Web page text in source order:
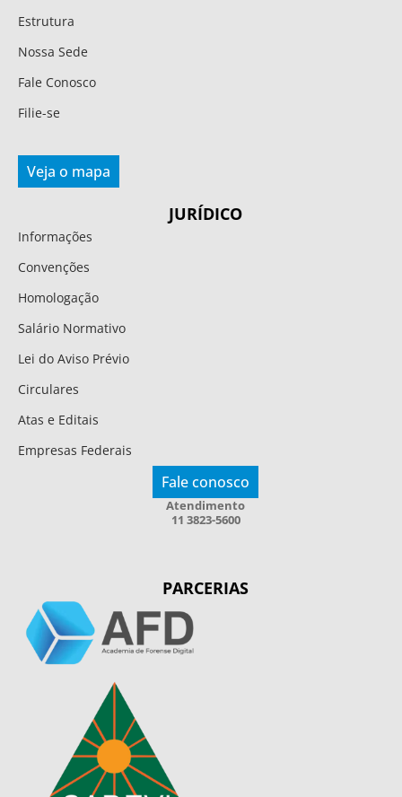
Estrutura
Nossa Sede
Fale Conosco
Filie-se
Veja o mapa
JURÍDICO
Informações
Convenções
Homologação
Salário Normativo
Lei do Aviso Prévio
Circulares
Atas e Editais
Empresas Federais
Fale conosco
Atendimento
11 3823-5600
PARCERIAS